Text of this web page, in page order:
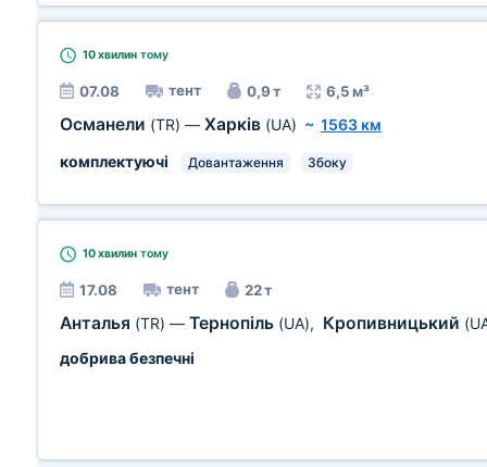
10 хвилин тому
07.08 тент 0,9 т 6,5 м³
Османели (TR) — Харків (UA) ~ 1563 км
комплектуючі
Довантаження Збоку
10 хвилин тому
17.08 тент 22 т
Анталья (TR) — Тернопіль (UA), Кропивницький
добрива безпечні